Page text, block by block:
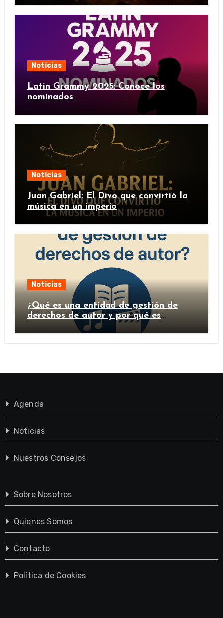
Noticias
Latin Grammy 2025: Conoce los
nominados
Noticias
Juan Gabriel: El Divo que convirtió la
música en un imperio
Noticias
¿Qué es una entidad de gestión de
derechos de autor y por qué es
importante?
Agenda
Noticias
Nuestros Consejos
Sobre Nosotros
Quienes Somos
Contacto
Política de Cookies